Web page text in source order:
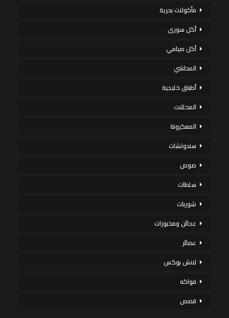
مأكولات بحرية
أكل سورى
أكل صيامي
المحاشي
أطباق خليجية
المخللات
المعكرونة
سندوتشات
صوص
سلطات
شوربات
عجائن ومخبوزات
عصائر
لانش بوكس
فواكه
قصص